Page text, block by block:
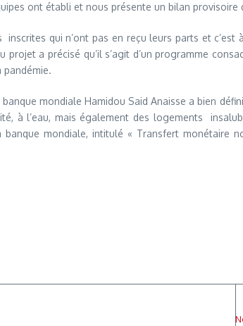
ont établi et nous présente un bilan
inscrites qui n’ont pas en reçu leurs parts et
projet a précisé qu’il s’agit d’un programme
mondiale Hamidou Said Anaisse a bien
à l’eau, mais également des logements
banque mondiale, intitulé « Transfert